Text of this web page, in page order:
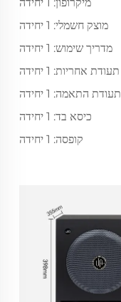
מוצק חשמלי: 1 יחידה
מדריך שימוש: 1 יחידה
תעודת אחריות: 1 יחידה
תעודת התאמה: 1 יחידה
כיסא בד: 1 יחידה
קופסה: 1 יחידה